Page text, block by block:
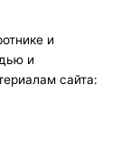
и
и
сайта: